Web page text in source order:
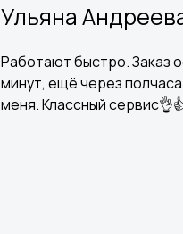
Ульяна
Работают быстро. Заказ
минут, ещё через
меня. Классный